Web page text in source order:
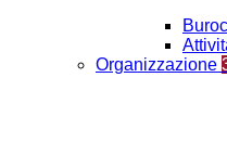
Organizzazione